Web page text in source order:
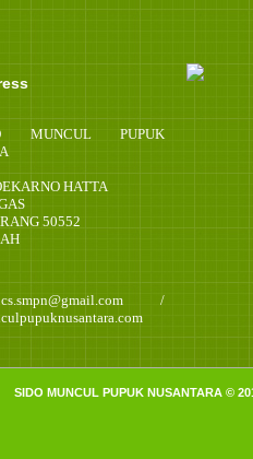
MUNCUL PUPUK
HATTA
50552
/
SIDO MUNCUL PUPUK NUSANTARA ©